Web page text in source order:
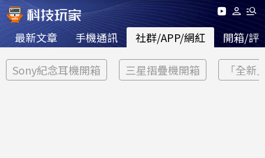
最新文章 手機通訊 社群/APP/網紅 開箱/評
Sony紀念耳機開箱 三星摺疊機開箱 「全新